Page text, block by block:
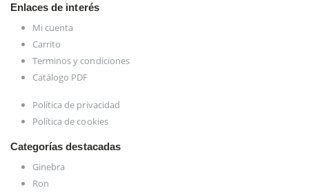
Enlaces de interés
Mi cuenta
Carrito
Terminos y condiciones
Catálogo PDF
Política de privacidad
Política de cookies
Categorías destacadas
Ginebra
Ron